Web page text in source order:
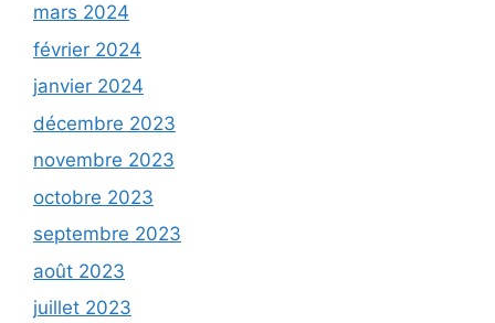
mars 2024
février 2024
janvier 2024
décembre 2023
novembre 2023
octobre 2023
septembre 2023
août 2023
juillet 2023